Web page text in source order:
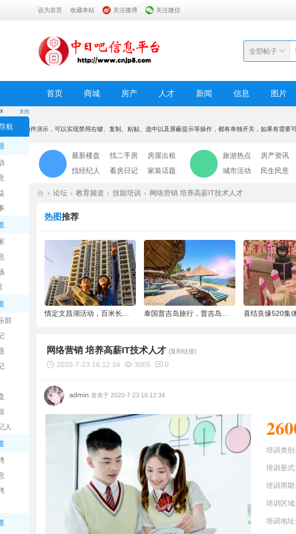
设为首页 收藏本站 关注微博 关注微信
全部帖子
首页 商城 房产 人才 新闻 信息 图片
关闭
航
部
人
x
本功能为插件演示，可以实现禁用右键、复制、粘贴、选中以及屏蔽提示等操作，都有单独开关，如果有需要
我知道了
最新楼盘 找二手房
房屋出租
找经纪人
看房日记 家装话题
旅游热点 房产资讯
城市活动
民生民意
› 论坛 › 教育频道 › 技能培训 › 网络营销 培养高薪IT技术人才
热图推荐
网络营销 培养高薪IT技术人才 [复制链接]
2020-7-23 16:12:34 3005 0
admin 发表于 2020-7-23 16:12:34
培训类别:
培训形式:
培训周期:
培训区域:
培训地址: